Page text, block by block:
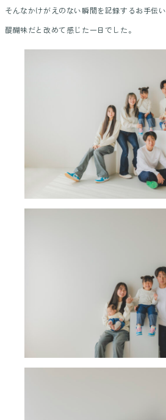
そんなかけがえのない瞬間を記録するお手伝
醍醐味だと改めて感じた一日でした。